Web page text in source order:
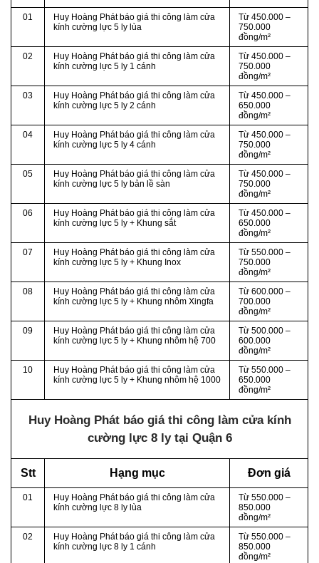
01
Huy Hoàng Phát báo giá thi công làm cửa
kính cường lực 5 ly lùa
Từ 450.000 –
750.000
đồng/m²
02
Huy Hoàng Phát báo giá thi công làm cửa
kính cường lực 5 ly 1 cánh
Từ 450.000 –
750.000
đồng/m²
03
Huy Hoàng Phát báo giá thi công làm cửa
kính cường lực 5 ly 2 cánh
Từ 450.000 –
650.000
đồng/m²
04
Huy Hoàng Phát báo giá thi công làm cửa
kính cường lực 5 ly 4 cánh
Từ 450.000 –
750.000
đồng/m²
05
Huy Hoàng Phát báo giá thi công làm cửa
kính cường lực 5 ly bản lề sàn
Từ 450.000 –
750.000
đồng/m²
06
Huy Hoàng Phát báo giá thi công làm cửa
kính cường lực 5 ly + Khung sắt
Từ 450.000 –
650.000
đồng/m²
07
Huy Hoàng Phát báo giá thi công làm cửa
kính cường lực 5 ly + Khung Inox
Từ 550.000 –
750.000
đồng/m²
08
Huy Hoàng Phát báo giá thi công làm cửa
kính cường lực 5 ly + Khung nhôm Xingfa
Từ 600.000 –
700.000
đồng/m²
09
Huy Hoàng Phát báo giá thi công làm cửa
kính cường lực 5 ly + Khung nhôm hệ 700
Từ 500.000 –
600.000
đồng/m²
10
Huy Hoàng Phát báo giá thi công làm cửa
kính cường lực 5 ly + Khung nhôm hệ 1000
Từ 550.000 –
650.000
đồng/m²
Huy Hoàng Phát báo giá thi công làm cửa kính
cường lực 8 ly tại Quận 6
Stt Hạng mục Đơn giá
01
Huy Hoàng Phát báo giá thi công làm cửa
kính cường lực 8 ly lùa
Từ 550.000 –
850.000
đồng/m²
02
Huy Hoàng Phát báo giá thi công làm cửa
kính cường lực 8 ly 1 cánh
Từ 550.000 –
850.000
đồng/m²